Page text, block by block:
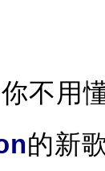
不用
的新